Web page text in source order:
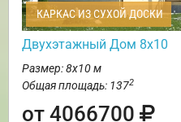
КАРКАС ИЗ СУХОЙ ДОСКИ
Двухэтажный Дом 8х10
Размер: 8х10 м
Общая площадь: 1372
от 4066700